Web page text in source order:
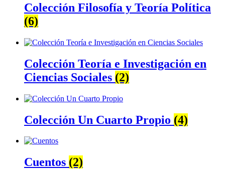
Colección Filosofía y Teoría Política
(6)
Colección Teoría e Investigación en
Ciencias Sociales (2)
Colección Un Cuarto Propio (4)
Cuentos (2)